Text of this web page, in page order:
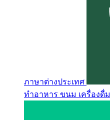
ภาษาต่างประเทศ
ทำอาหาร ขนม เครื่องดื่ม